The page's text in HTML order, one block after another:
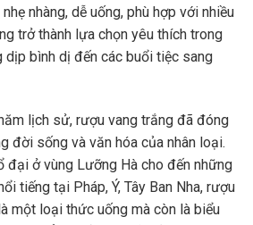
nhàng, dễ uống, phù hợp với nhiều
trở thành lựa chọn yêu thích trong
dịp bình dị đến các buổi tiệc sang
lịch sử, rượu vang trắng đã đóng
đời sống và văn hóa của nhân loại.
đại ở vùng Lưỡng Hà cho đến những
tiếng tại Pháp, Ý, Tây Ban Nha, rượu
một loại thức uống mà còn là biểu